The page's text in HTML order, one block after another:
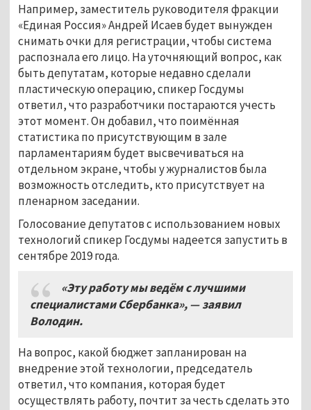
Например, заместитель руководителя фракции
«Единая Россия» Андрей Исаев будет вынужден
снимать очки для регистрации, чтобы система
распознала его лицо. На уточняющий вопрос, как
быть депутатам, которые недавно сделали
пластическую операцию, спикер Госдумы
ответил, что разработчики постараются учесть
этот момент. Он добавил, что поимённая
статистика по присутствующим в зале
парламентариям будет высвечиваться на
отдельном экране, чтобы у журналистов была
возможность отследить, кто присутствует на
пленарном заседании.
Голосование депутатов с использованием новых
технологий спикер Госдумы надеется запустить в
сентябре 2019 года.
«Эту работу мы ведём с лучшими
специалистами Сбербанка», — заявил
Володин.
На вопрос, какой бюджет запланирован на
внедрение этой технологии, председатель
ответил, что компания, которая будет
осуществлять работу, почтит за честь сделать это